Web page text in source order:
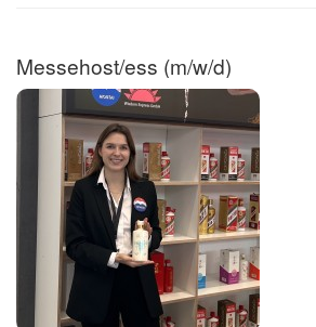
Messehost/ess (m/w/d)